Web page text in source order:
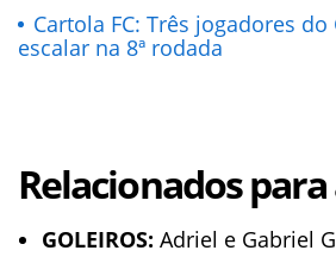
Cartola FC: Três jogadores
escalar na 8ª rodada
Relacionados
GOLEIROS: Adriel e Gabriel